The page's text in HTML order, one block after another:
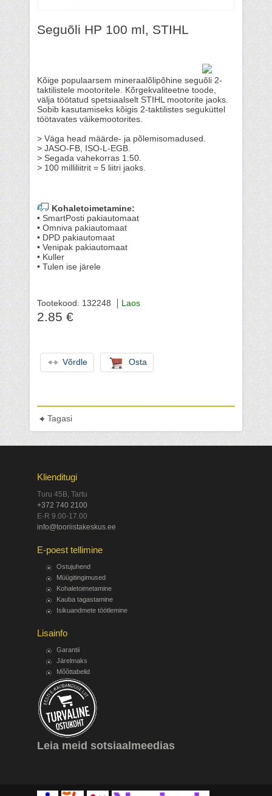
Seguõli HP 100 ml, STIHL
Kõige populaarsem mineraalõlipõhine seguõli 2-
taktilistele mootoritele. Kõrgekvaliteetne toode,
välja töötatud spetsiaalselt STIHL mootorite jaoks.
Sobib kasutamiseks kõigis 2-taktilistes seguküttel
töötavates väikemootorites.
> Väga head määrde- ja põlemisomadused.
> JASO-FB, ISO-L-EGB.
> Segada vahekorras 1:50.
> 100 milliliitrit = 5 liitri jaoks.
Kohaletoimetamine:
• SmartPosti pakiautomaat
• Omniva pakiautomaat
• DPD pakiautomaat
• Venipak pakiautomaat
• Kuller
• Tulen ise järele
Tootekood: 132248 Laos
2.85 €
Võrdle Osta
Tagasi
Klienditugi
Turu 45B, Tartu
+372 740 2100
E-R 9.00-17.00
info@tooriistakeskus.ee
E-poest tellimine
Ostujuhend
Müügitingimused
Kohaletoimetamine
Kauba tagastamine
Isikuandmete töötlemine
Lisainfo
Garantii
Järelmaks
Mõõttabelid
Leia meid sotsiaalmeedias